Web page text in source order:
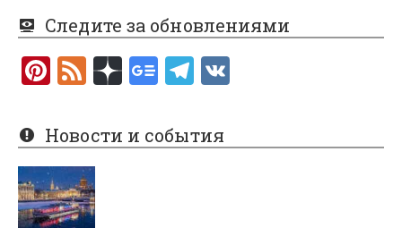
Следите за обновлениями
Pi
er
es
t
F
e
d
Новости и события